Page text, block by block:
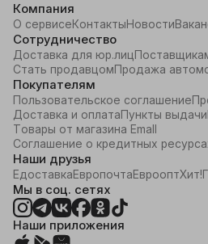
Компания
О сервисеКонтактыНовости
Сотрудничество
Доставка для юр.лиц
Стать продавцомПродажа
Покупателям
Пользовательское соглашение
Доставка и оплатаПункты выдачи
Товары от магазина Emall
Соглашение о кредитных
Наши друзья
ЕдоставкаЕвропочтаЕврооптХит!
Мы в соц. сетях
Наши приложения